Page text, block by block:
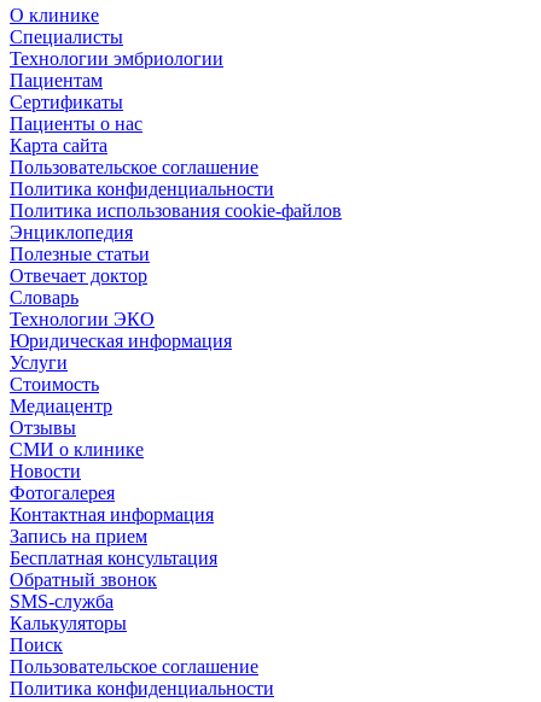
О клинике
Специалисты
Технологии эмбриологии
Пациентам
Сертификаты
Пациенты о нас
Карта сайта
Пользовательское соглашение
Политика конфиденциальности
Политика использования cookie-файлов
Энциклопедия
Полезные статьи
Отвечает доктор
Словарь
Технологии ЭКО
Юридическая информация
Услуги
Стоимость
Медиацентр
Отзывы
СМИ о клинике
Новости
Фотогалерея
Контактная информация
Запись на прием
Бесплатная консультация
Обратный звонок
SMS-служба
Калькуляторы
Поиск
Пользовательское соглашение
Политика конфиденциальности